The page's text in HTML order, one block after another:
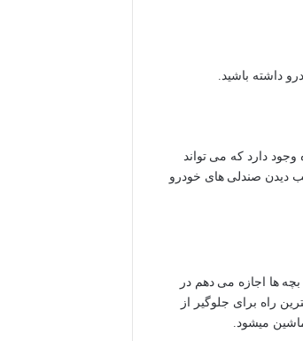
داشته باشید.
دارد که می تواند
دیدن صندلی های خودرو
ها اجازه می دهم در
راه برای جلوگیر از
میشود.